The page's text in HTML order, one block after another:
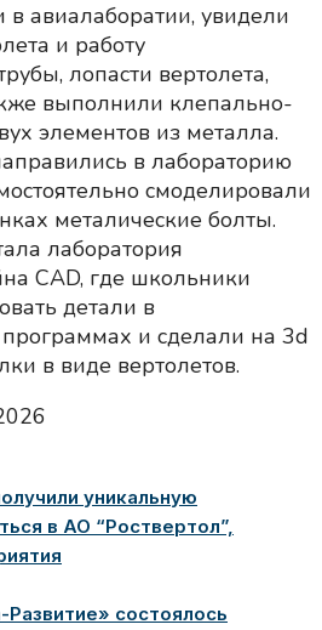
авиалаборатии, увидели
и работу
лопасти вертолета,
выполнили клепально-
элементов из металла.
в лабораторию
смоделировали
металические болты.
лаборатория
CAD, где школьники
детали в
и сделали на 3d
в виде вертолетов.
уникальную
в АО “Роствертол”,
состоялось